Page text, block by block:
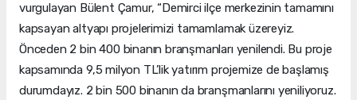
vurgulayan Bülent Çamur, “Demirci ilçe merkezinin tamamını
kapsayan altyapı projelerimizi tamamlamak üzereyiz.
Önceden 2 bin 400 binanın branşmanları yenilendi. Bu proje
kapsamında 9,5 milyon TL’lik yatırım projemize de başlamış
durumdayız. 2 bin 500 binanın da branşmanlarını yeniliyoruz.